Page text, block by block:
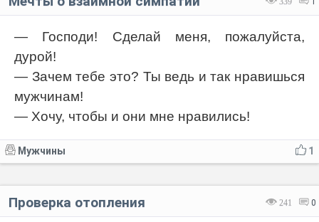
— Господи! Сделай меня, пожалуйста,
дурой!
— Зачем тебе это? Ты ведь и так нравишься
мужчинам!
— Хочу, чтобы и они мне нравились!
1
Мужчины
241 0
Проверка отопления